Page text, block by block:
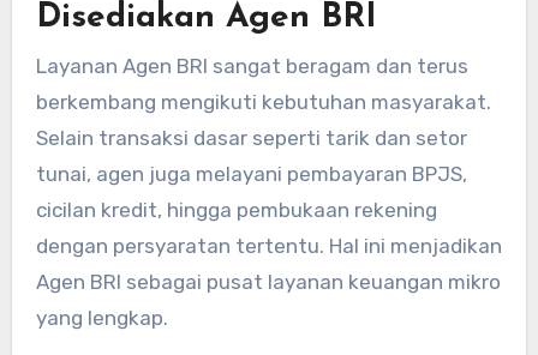
Disediakan Agen BRI
Layanan Agen BRI sangat beragam dan terus
berkembang mengikuti kebutuhan masyarakat.
Selain transaksi dasar seperti tarik dan setor
tunai, agen juga melayani pembayaran BPJS,
cicilan kredit, hingga pembukaan rekening
dengan persyaratan tertentu. Hal ini menjadikan
Agen BRI sebagai pusat layanan keuangan mikro
yang lengkap.